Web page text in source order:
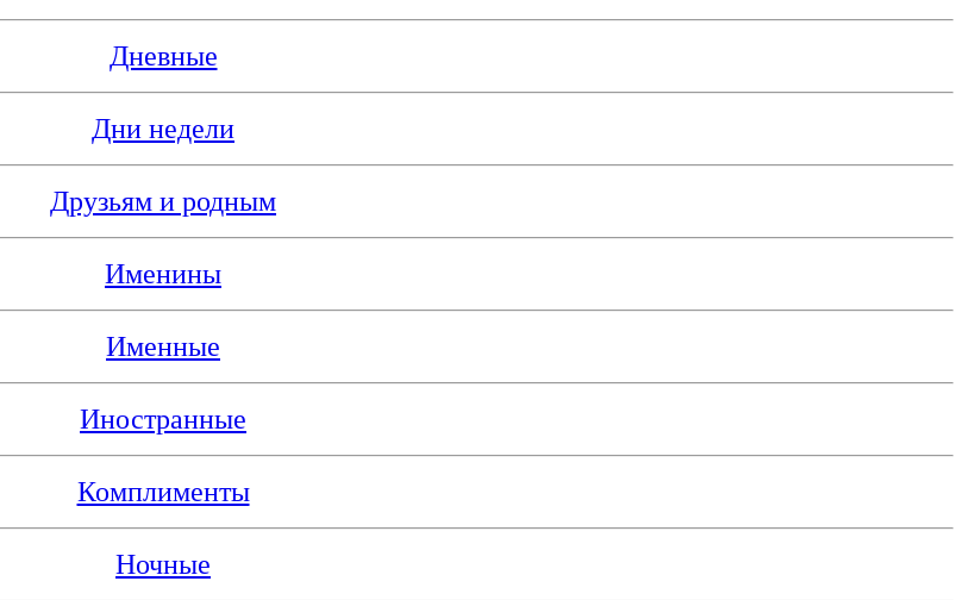
Дневные
Дни недели
Друзьям и родным
Именины
Именные
Иностранные
Комплименты
Ночные